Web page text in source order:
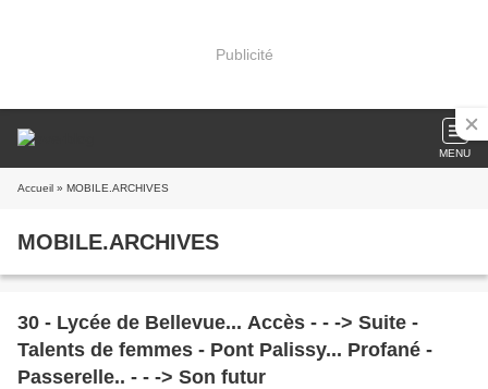
Publicité
MENU
Accueil » MOBILE.ARCHIVES
MOBILE.ARCHIVES
30 - Lycée de Bellevue... Accès - - -> Suite -
Talents de femmes - Pont Palissy... Profané -
Passerelle.. - - -> Son futur